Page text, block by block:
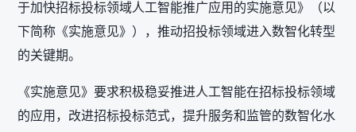
于加快招标投标领域人工智能推广应用的实施意见》（以
下简称《实施意见》），推动招投标领域进入数智化转型
的关键期。
《实施意见》要求积极稳妥推进人工智能在招标投标领域
的应用，改进招标投标范式，提升服务和监管的数智化水